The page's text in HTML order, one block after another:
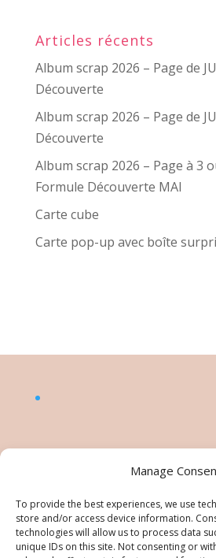
Manage
To provide the best experiences, we use
store and/or access device information.
technologies will allow us to process data
unique IDs on this site. Not consenting or
Articles récents
Album scrap 2026 – Page de
Découverte
Album scrap 2026 – Page de
Découverte
Album scrap 2026 – Page à 3
Formule Découverte MAI
Carte cube
Carte pop-up avec boîte